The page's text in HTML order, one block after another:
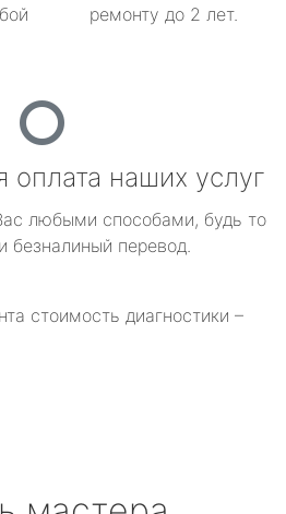
ремонту до 2 лет.
оплата наших услуг
любыми способами, будь то
безналиный перевод.
стоимость диагностики –